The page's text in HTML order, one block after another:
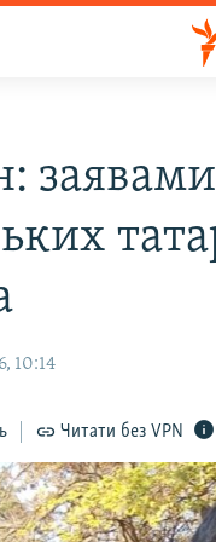
10:14
Читати без VPN